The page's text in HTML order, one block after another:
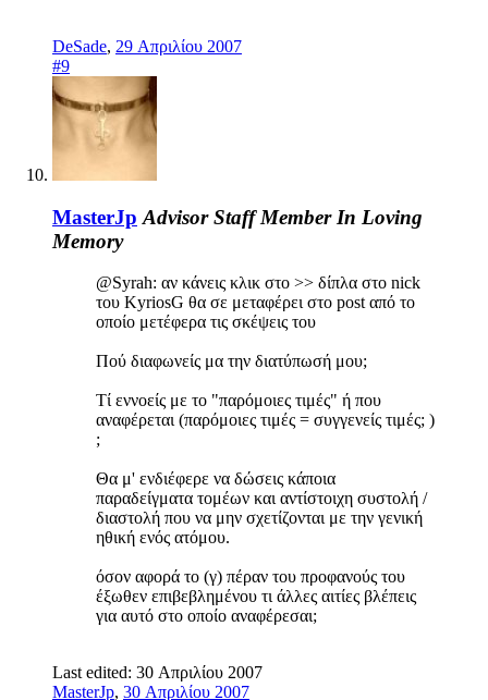
DeSade, 29 Απριλίου 2007
#9
MasterJp Advisor Staff Member In Loving
Memory
@Syrah: αν κάνεις κλικ στο >> δίπλα στο nick
του KyriosG θα σε μεταφέρει στο post από το
οποίο μετέφερα τις σκέψεις του
Πού διαφωνείς μα την διατύπωσή μου;
Τί εννοείς με το "παρόμοιες τιμές" ή που
αναφέρεται (παρόμοιες τιμές = συγγενείς τιμές; )
;
Θα μ' ενδιέφερε να δώσεις κάποια
παραδείγματα τομέων και αντίστοιχη συστολή /
διαστολή που να μην σχετίζονται με την γενική
ηθική ενός ατόμου.
όσον αφορά το (γ) πέραν του προφανούς του
έξωθεν επιβεβλημένου τι άλλες αιτίες βλέπεις
για αυτό στο οποίο αναφέρεσαι;
Last edited: 30 Απριλίου 2007
MasterJp, 30 Απριλίου 2007